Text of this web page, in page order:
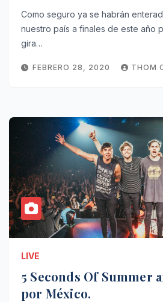
Como seguro ya se habrán
nuestro país a finales de este año
gira…
FEBRERO 28, 2020 THOM
LIVE
5 Seconds Of Summer
por México.